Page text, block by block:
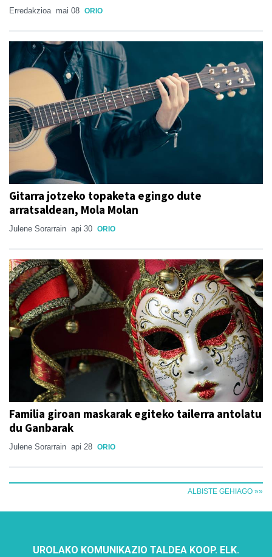
Erredakzioa mai 08 ORIO
Gitarra jotzeko topaketa egingo dute
arratsaldean, Mola Molan
Julene Sorarrain api 30 ORIO
Familia giroan maskarak egiteko tailerra antolatu
du Ganbarak
Julene Sorarrain api 28 ORIO
ALBISTE GEHIAGO »»
UROLAKO KOMUNIKAZIO TALDEA KOOP. ELK.